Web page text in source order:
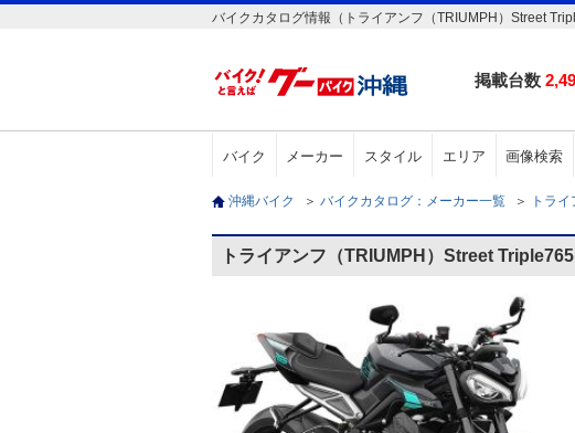
バイクカタログ情報（トライアンフ（TRIUMPH）Street
掲載台数
バイク メーカー スタイル エリア 画像検索
沖縄バイク ＞ バイクカタログ：メーカー一覧 ＞ トラ
トライアンフ（TRIUMPH）Street